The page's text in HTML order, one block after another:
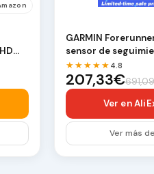
GARMIN
sensor de
dinámica de car…
★★★★★ 4.8
207,33€
Ver en
Ver más